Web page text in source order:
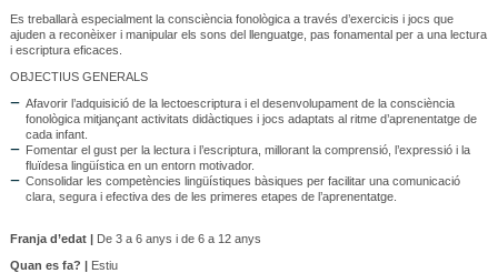
Es treballarà especialment la consciència fonològica a través d’exercicis i jocs que
ajuden a reconèixer i manipular els sons del llenguatge, pas fonamental per a una lectura
i escriptura eficaces.
OBJECTIUS GENERALS
Afavorir l’adquisició de la lectoescriptura i el desenvolupament de la consciència
fonològica mitjançant activitats didàctiques i jocs adaptats al ritme d’aprenentatge de
cada infant.
Fomentar el gust per la lectura i l’escriptura, millorant la comprensió, l’expressió i la
fluïdesa lingüística en un entorn motivador.
Consolidar les competències lingüístiques bàsiques per facilitar una comunicació
clara, segura i efectiva des de les primeres etapes de l’aprenentatge.
Franja d’edat |De 3 a 6 anys i de 6 a 12 anys
Quan es fa? |Estiu